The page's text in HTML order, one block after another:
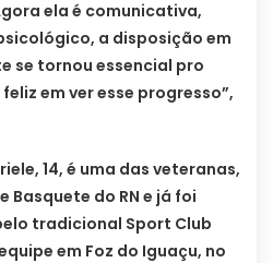
ela é comunicativa,
a disposição em
se tornou essencial pro
em ver esse progresso”,
14, é uma das veteranas,
Basquete do RN e já foi
tradicional Sport Club
em Foz do Iguaçu, no